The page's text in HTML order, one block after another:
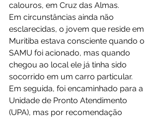
calouros, em Cruz das Almas.
Em circunstâncias ainda não
esclarecidas, o jovem que reside em
Muritiba estava consciente quando o
SAMU foi acionado, mas quando
chegou ao local ele já tinha sido
socorrido em um carro particular.
Em seguida, foi encaminhado para a
Unidade de Pronto Atendimento
(UPA), mas por recomendação